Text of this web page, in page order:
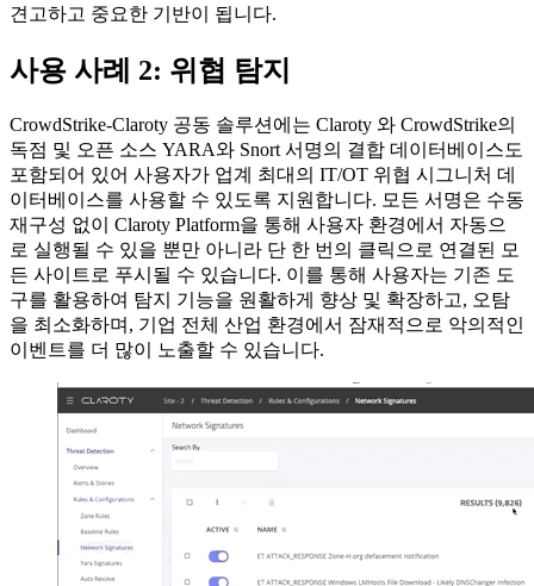
견고하고 중요한 기반이 됩니다.
사용 사례 2: 위협 탐지
CrowdStrike-Claroty 공동 솔루션에는 Claroty 와 CrowdStrike의
독점 및 오픈 소스 YARA와 Snort 서명의 결합 데이터베이스도
포함되어 있어 사용자가 업계 최대의 IT/OT 위협 시그니처 데
이터베이스를 사용할 수 있도록 지원합니다. 모든 서명은 수동
재구성 없이 Claroty Platform을 통해 사용자 환경에서 자동으
로 실행될 수 있을 뿐만 아니라 단 한 번의 클릭으로 연결된 모
든 사이트로 푸시될 수 있습니다. 이를 통해 사용자는 기존 도
구를 활용하여 탐지 기능을 원활하게 향상 및 확장하고, 오탐
을 최소화하며, 기업 전체 산업 환경에서 잠재적으로 악의적인
이벤트를 더 많이 노출할 수 있습니다.